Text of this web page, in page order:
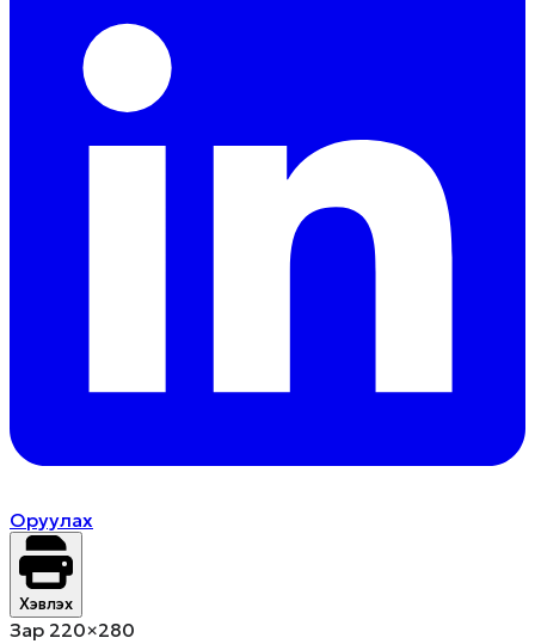
Оруулах
Хэвлэх
Зар 220×280